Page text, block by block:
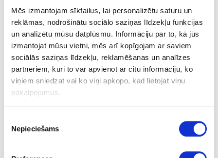
Mēs izmantojam sīkfailus, lai personalizētu saturu un
reklāmas, nodrošinātu sociālo saziņas līdzekļu funkcijas
un analizētu mūsu datplūsmu. Informāciju par to, kā jūs
izmantojat mūsu vietni, mēs arī kopīgojam ar saviem
sociālās saziņas līdzekļu, reklamēšanas un analīzes
partneriem, kuri to var apvienot ar citu informāciju, ko
viņiem sniedzat vai ko viņi apkopo, kad lietojat viņu
pakalpojumus.
izvēle
Nepieciešams
Verde Olivia
Ask question
Share product link